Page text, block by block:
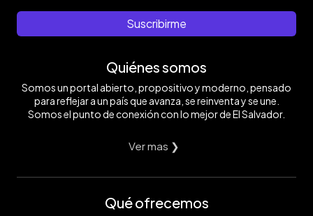
Suscribirme
Quiénes somos
Somos un portal abierto, propositivo y moderno, pensado
para reflejar a un país que avanza, se reinventa y se une.
Somos el punto de conexión con lo mejor de El Salvador.
Ver mas ❯
Qué ofrecemos